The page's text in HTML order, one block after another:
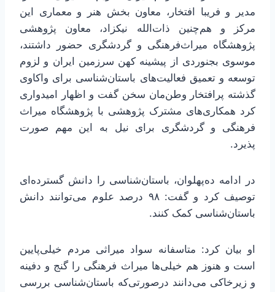
مدیر و فریبا افتخار، معاون بخش هنر و معماری این
مرکز و هم‌چنین ذات‌الله نیکزاد، معاون پژوهشی
پژوهشگاه میراث‌فرهنگی و گردشگری حضور داشتند،
موسوی بجنوردی از پیشینه کهن سرزمین ایران و لزوم
توسعه و تعمیق فعالیت‌های باستان‌شناسی برای واکاوی
گذشته پرافتخار وطن‌مان سخن گفت و اظهار امیدواری
کرد همکاری‌های مشترک پژوهشی با پژوهشگاه میراث
فرهنگی و گردشگری برای نیل به این مهم صورت
پذیرد.
در ادامه ده‌پهلوان، باستان‌شناسی را دانش گسترده‌ای
توصیف کرد و گفت: ٩٨ درصد علوم می‌توانند دانش
باستان‌شناسی کمک کنند.
او بیان کرد: متاسفانه سواد میراثی مردم خیلی‌پایین
است و هنوز هم خیلی‌ها میراث فرهنگی را گنج و دفینه
و زیرخاکی می‌دانند درصورتی‌که باستان‌شناسی بررسی